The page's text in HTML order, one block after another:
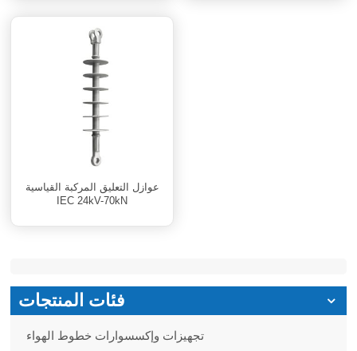
عوازل التعليق المركبة القياسية
IEC 24kV-70kN
فئات المنتجات
تجهيزات وإكسسوارات خطوط الهواء